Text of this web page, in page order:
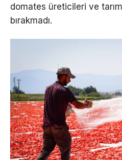
domates üreticileri ve
bırakmadı.